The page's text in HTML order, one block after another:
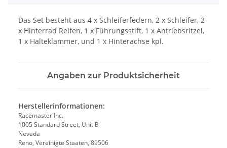
Das Set besteht aus 4 x Schleiferfedern, 2 x Schleifer, 2
x Hinterrad Reifen, 1 x Führungsstift, 1 x Antriebsritzel,
1 x Halteklammer, und 1 x Hinterachse kpl.
Angaben zur Produktsicherheit
Herstellerinformationen:
Racemaster Inc.
1005 Standard Street, Unit B
Nevada
Reno, Vereinigte Staaten, 89506